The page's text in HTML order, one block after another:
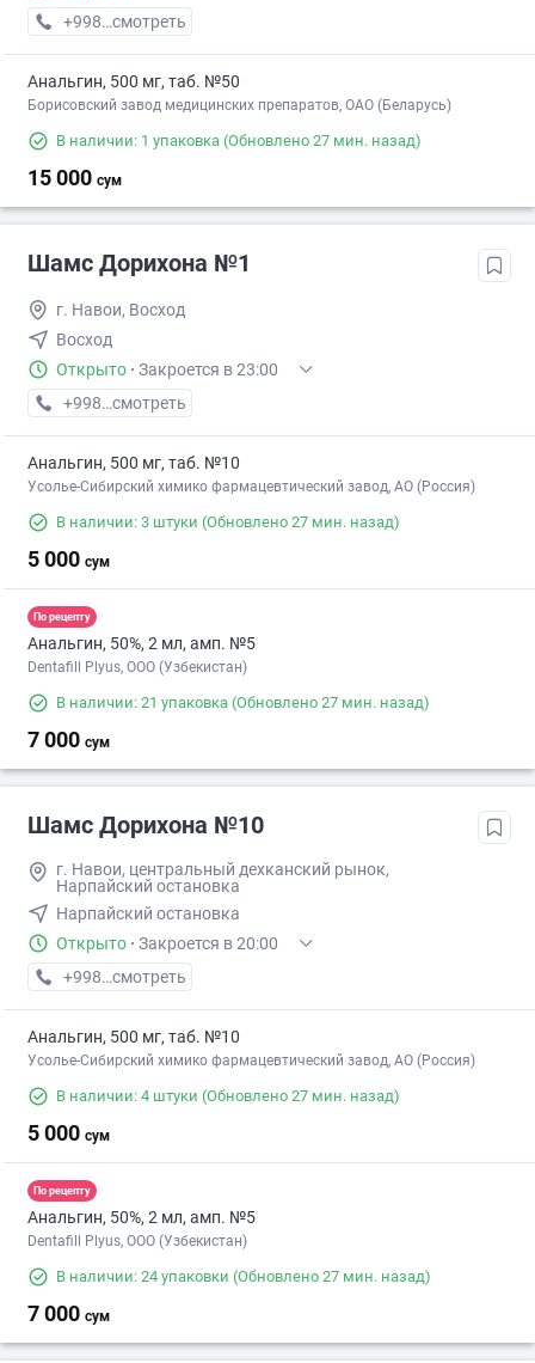
+998 (95) XXX-XX-XX
смотреть
Анальгин, 500 мг, таб. №50
Борисовский завод медицинских препаратов, ОАО (Беларусь)
В наличии: 1 упаковка (Обновлено 27 мин. назад)
15 000 сум
Шамс Дорихона №1
г. Навои, Восход
Восход
Открыто · Закроется в 23:00
+998 (79) XXX-XX-XX
смотреть
Анальгин, 500 мг, таб. №10
Усолье-Сибирский химико фармацевтический завод, АО (Россия)
В наличии: 3 штуки (Обновлено 27 мин. назад)
5 000 сум
По рецепту
Анальгин, 50%, 2 мл, амп. №5
Dentafill Plyus, ООО (Узбекистан)
В наличии: 21 упаковка (Обновлено 27 мин. назад)
7 000 сум
Шамс Дорихона №10
г. Навои, центральный дехканский рынок,
Нарпайский остановка
Нарпайский остановка
Открыто · Закроется в 20:00
+998 (79) XXX-XX-XX
смотреть
Анальгин, 500 мг, таб. №10
Усолье-Сибирский химико фармацевтический завод, АО (Россия)
В наличии: 4 штуки (Обновлено 27 мин. назад)
5 000 сум
По рецепту
Анальгин, 50%, 2 мл, амп. №5
Dentafill Plyus, ООО (Узбекистан)
В наличии: 24 упаковки (Обновлено 27 мин. назад)
7 000 сум